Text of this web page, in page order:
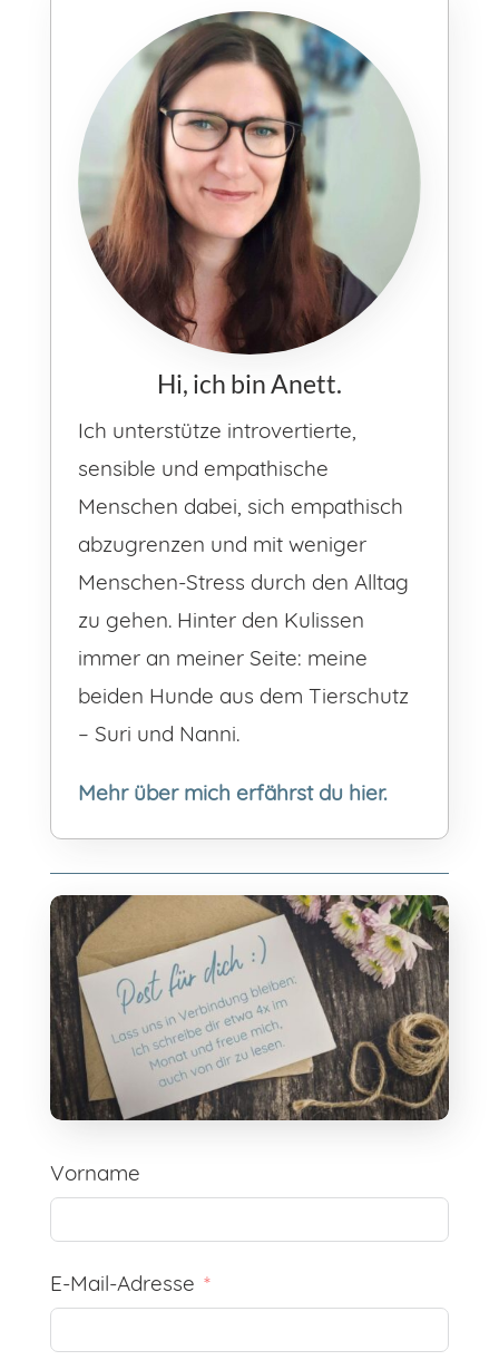
Hi, ich bin Anett.
Ich unterstütze introvertierte,
sensible und empathische
Menschen dabei, sich empathisch
abzugrenzen und mit weniger
Menschen-Stress durch den Alltag
zu gehen. Hinter den Kulissen
immer an meiner Seite: meine
beiden Hunde aus dem Tierschutz
– Suri und Nanni.
Mehr über mich erfährst du hier.
Vorname
E-Mail-Adresse